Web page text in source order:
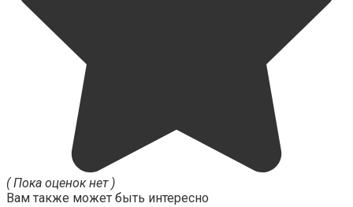
( Пока оценок нет )
Вам также может быть интересно